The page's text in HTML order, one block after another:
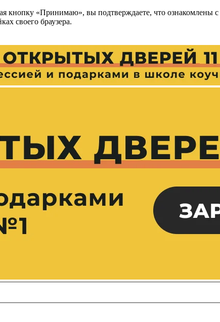
кнопку «Принимаю», вы подтверждаете, что ознакомлены с
своего браузера.